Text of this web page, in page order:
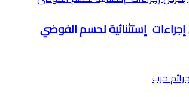
إستثنائية لحسم الفوضي